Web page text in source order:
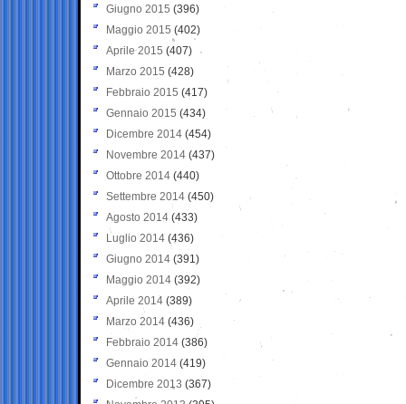
Giugno 2015 (396)
Maggio 2015 (402)
Aprile 2015 (407)
Marzo 2015 (428)
Febbraio 2015 (417)
Gennaio 2015 (434)
Dicembre 2014 (454)
Novembre 2014 (437)
Ottobre 2014 (440)
Settembre 2014 (450)
Agosto 2014 (433)
Luglio 2014 (436)
Giugno 2014 (391)
Maggio 2014 (392)
Aprile 2014 (389)
Marzo 2014 (436)
Febbraio 2014 (386)
Gennaio 2014 (419)
Dicembre 2013 (367)